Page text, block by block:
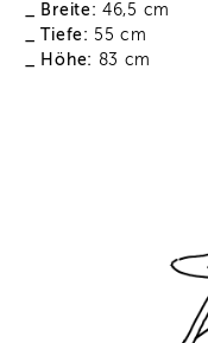
_ Breite: 46,5 cm
_ Tiefe: 55 cm
_ Höhe: 83 cm